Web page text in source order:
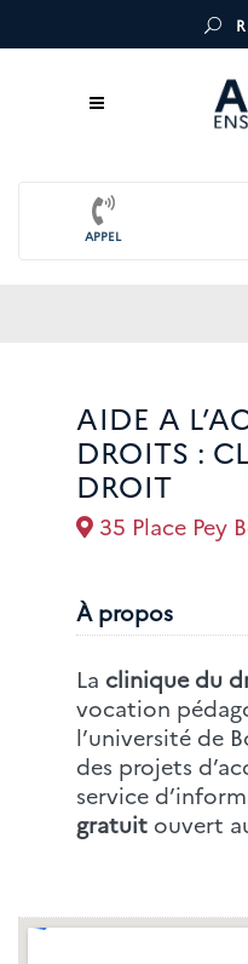
APPEL
AIDE A
DROITS :
DROIT
35 Place Pey
À propos
La clinique du
vocation
l’université de
des projets
service
gratuit ouvert